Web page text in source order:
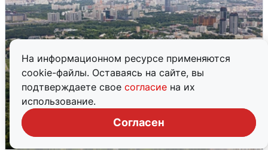
На информационном ресурсе применяются
cookie-файлы. Оставаясь на сайте, вы
подтверждаете свое согласие на их
использование.
Согласен